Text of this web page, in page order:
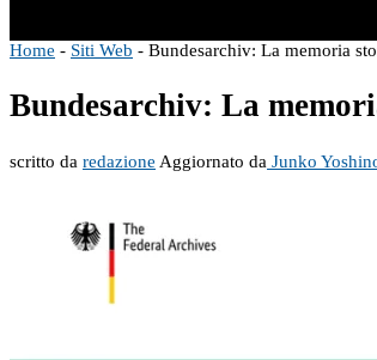
Home - Siti Web - Bundesarchiv: La memoria
Bundesarchiv: La
scritto da redazione Aggiornato da Junko